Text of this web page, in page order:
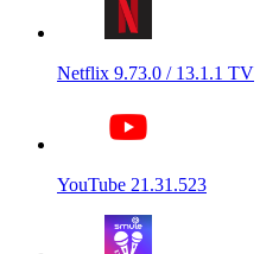
Netflix 9.73.0 / 13.1.1 TV
YouTube 21.31.523